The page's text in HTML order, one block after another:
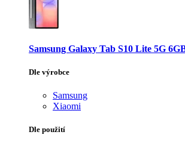
Samsung Galaxy Tab S10 Lite 5G
Dle výrobce
Samsung
Xiaomi
Dle použití